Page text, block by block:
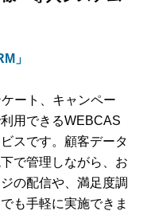
」
ート、キャンペー
用できるWEBCAS
スです。顧客データ
で管理しながら、お
の配信や、満足度調
も手軽に実施できま